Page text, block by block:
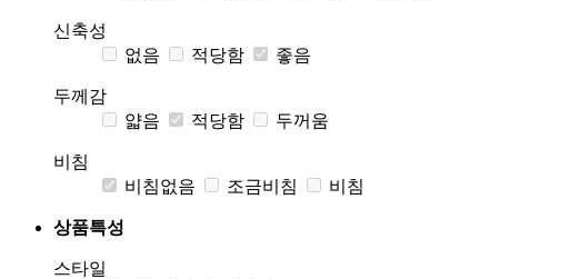
신축성
없음
적당함 좋음
두께감
얇음
적당함 두꺼움
비침
비침없음
조금비침 비침
상품특성
스타일